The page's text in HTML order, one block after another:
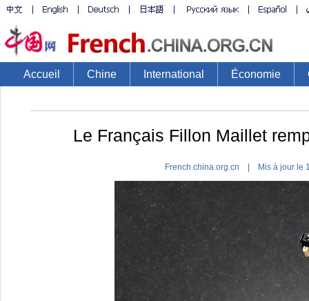
Accueil Chine International Économie
Le Français Fillon Maillet
French.china.org.cn | Mis à jour